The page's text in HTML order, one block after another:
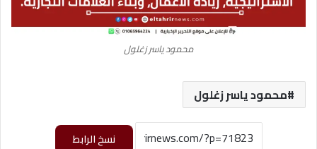
محمود ياسر زغلول
محمود ياسر زغلول
نسخ الرابط